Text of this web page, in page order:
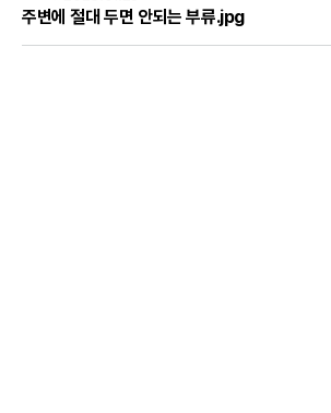
주변에 절대 두면 안되는 부류.jpg